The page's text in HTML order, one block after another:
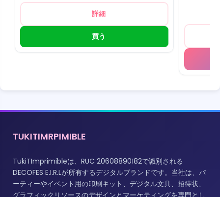
詳細
買う
TUKITIMRPIMIBLE
TukiTImprimibleは、RUC 20608890182で識別される
DECOFES E.I.R.Lが所有するデジタルブランドです。当社は、パ
ーティーやイベント用の印刷キット、デジタル文具、招待状、
グラフィックリソースのデザインとマーケティングを専門とし